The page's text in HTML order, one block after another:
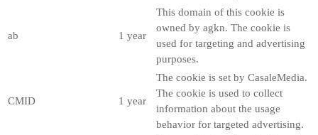
ab 1 year
This domain of this cookie is
owned by agkn. The cookie is
used for targeting and advertising
purposes.
CMID 1 year
The cookie is set by CasaleMedia.
The cookie is used to collect
information about the usage
behavior for targeted advertising.